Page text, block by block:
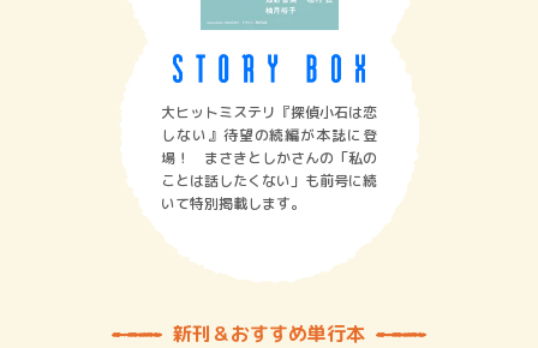
大ヒットミステリ『探偵小石は恋
しない』待望の続編が本誌に登
場！ まさきとしかさんの「私の
ことは話したくない」も前号に続
いて特別掲載します。
新刊＆おすすめ単行本